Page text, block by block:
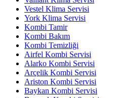
Vestel Klima Servisi
York Klima Servisi
Kombi Tamir
Kombi Bakım
Kombi Temizliği
Airfel Kombi Servisi
Alarko Kombi Servisi
Arçelik Kombi Servisi
Ariston Kombi Servisi
Baykan Kombi Servisi